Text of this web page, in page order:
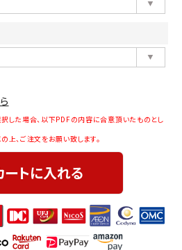
した場合、以下PDFの内容に合意頂いたものとし
上、ご注文をお願い致します。
ートに入れる